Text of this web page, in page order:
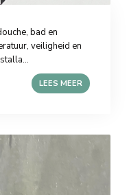
bad en
veiligheid en
LEES MEER